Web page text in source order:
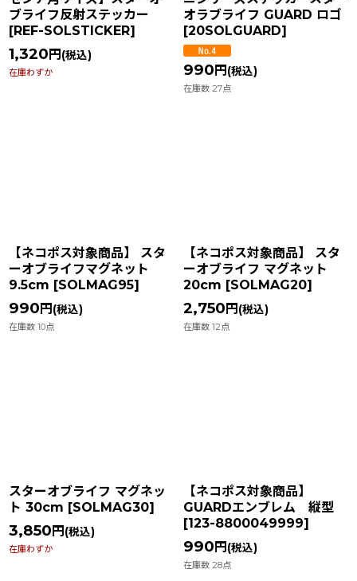
ブライフ反射ステッカー
[REF-SOLSTICKER]
1,320 円 (税込)
在庫わずか
オラブライフ GUARD ロゴ
[20SOLGUARD]
990 円 (税込)
在庫数 27点
【ネコポス対象商品】 スタ
ーオブライフマグネット
9.5cm [SOLMAG95]
990 円 (税込)
在庫数 10点
【ネコポス対象商品】 スタ
ーオブライフ マグネット
20cm [SOLMAG20]
2,750 円 (税込)
在庫数 12点
スターオブライフ マグネッ
ト 30cm [SOLMAG30]
3,850 円 (税込)
在庫わずか
【ネコポス対象商品】
GUARDエンブレム 縦型
[123-8800049999]
990 円 (税込)
在庫数 28点